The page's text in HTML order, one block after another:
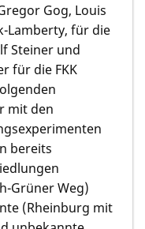
Gog, Louis
Lamberty, für die
Steiner und
für die FKK
mit den
bereits
Grüner Weg)
(Rheinburg mit